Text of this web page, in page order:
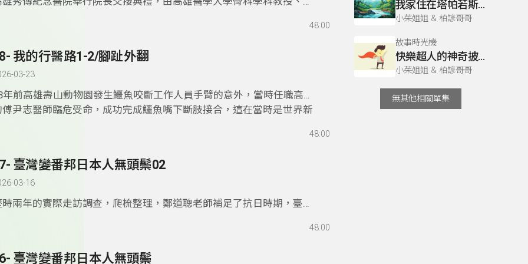
過低而導致廢校或減班的大環境下，北嶺國小反而逆勢成長，凸顯台語
雄秀傳「三個共好」願景，「與鄉親共好」；「與人才共好」；「與生
眾。
48:00
我的行醫路1-2/腳趾外翻
03-23
年前高雄壽山動物園發生鱷魚咬斷工作人員手臂的意外，當時任職高醫
傅尹志醫師臨危受命，成功完成鱷魚嘴下斷肢接合，這在當時是世界新
，發明了許多醫療輔助器具，包含腕隧道症候群微創器具、體外光學精
來聊聊，行醫這條路。
48:00
臺灣變番邦日本人無頭鬃02
03-16
時兩年的實際走訪調查，爬梳整理，鄭道聰老師補足了抗日時期，臺南
主持的經驗，將文字影像畫，字裡行間都呈現如畫面影像貫穿，所以這48:00
臺灣變番邦日本人無頭鬃
我家住在塔帕若斯河岸
小茱姐姐 & 柏諺哥哥
故事時光機
快樂超人的神奇披風
小茱姐姐 & 柏諺哥哥
無其他相關單集